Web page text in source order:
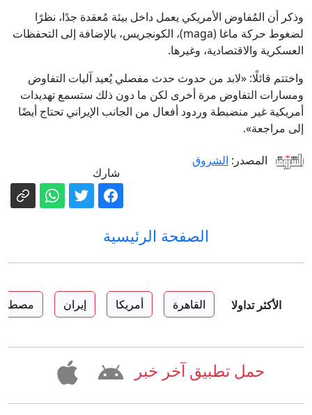
وذكر أن المُفاوض الأمريكي يعمل داخل بيئة مُعقدة جدًا، نظرًا
لضغوط حركة ماغا (maga)، الكونجريس، بالإضافة إلى التحفظات
العسكرية والاقتصادية، وغيرها.
واختتم قائلًا: «لابد من حدوث حدث مفصلي يُعيد آليات التفاوض
ومسارات التفاوض مرة أخرى لكن ما دون ذلك ستسمع تهديدات
أمريكية غير منضبطة وردود أفعال من الجانب الإيراني تحتاج أيضًا
إلى مراجعة».
المصدر: الشروق
شارك
الصفحة الرئيسية
الأكثر تداولا القاهرة أمريكا إيران
حمل تطبيق آخر خبر